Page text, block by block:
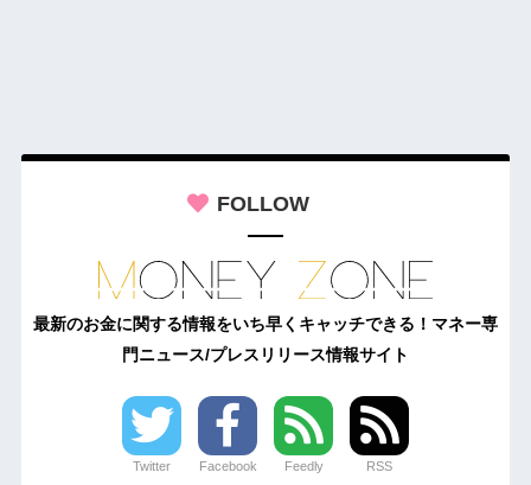
FOLLOW
最新のお金に関する情報をいち早くキャッチできる！マネー専
門ニュース/プレスリリース情報サイト
Twitter Facebook Feedly RSS